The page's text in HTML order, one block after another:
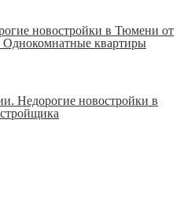
новостройки в Тюмени от
Однокомнатные квартиры
Недорогие новостройки в